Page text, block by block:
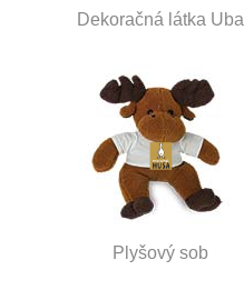
Dekoračná látka Uba
Plyšový sob